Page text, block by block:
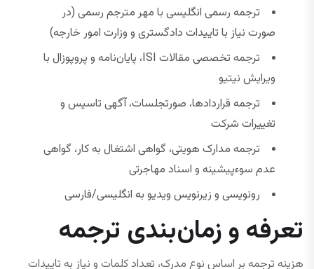
ترجمه رسمی انگلیسی با مهر مترجم رسمی (در
صورت نیاز با تاییدات دادگستری و وزارت امور خارجه)
ترجمه تخصصی مقالات ISI، پایان‌نامه و پروپوزال با
ویرایش نیتیو
ترجمه قراردادها، صورتجلسات، آگهی تاسیس و
تغییرات شرکت
ترجمه مدارک هویتی، گواهی اشتغال به کار، گواهی
عدم سوءپیشینه و اسناد مهاجرتی
رونویسی و زیرنویس ویدیو به انگلیسی/فارسی
تعرفه و زمان‌بندی ترجمه
هزینه ترجمه بر اساس نوع مدرک، تعداد کلمات و نیاز به تاییدات